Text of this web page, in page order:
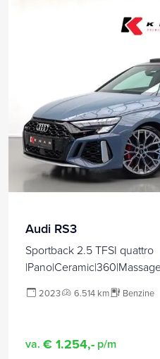
Audi RS3
Sportback 2.5 TFSI quattro
2023 6.514 km Benzine
va. € 1.254,- p/m